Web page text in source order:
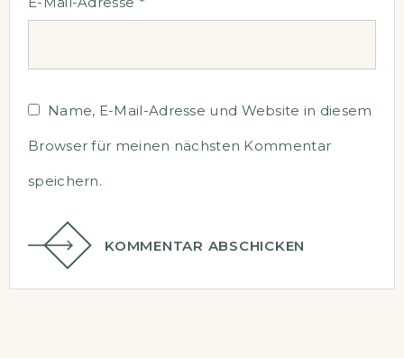
Name, E-Mail-Adresse und Website in diesem
Browser für meinen nächsten Kommentar
speichern.
KOMMENTAR ABSCHICKEN